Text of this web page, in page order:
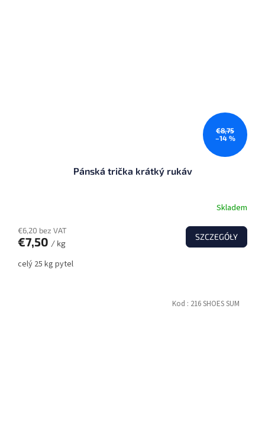
€8,75
–14 %
Pánská trička krátký rukáv
Skladem
€6,20 bez VAT
€7,50 / kg
SZCZEGÓŁY
celý 25 kg pytel
Kod : 216 SHOES SUM